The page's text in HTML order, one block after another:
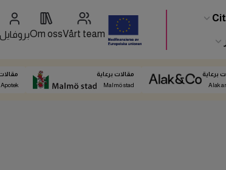
Vårt team
Om ossبروفايل
برعاية
Alak
مقالات برعاية
Malmö stad